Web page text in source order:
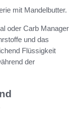
mit Mandelbutter.
oder Carb Manager
und das
Flüssigkeit
der